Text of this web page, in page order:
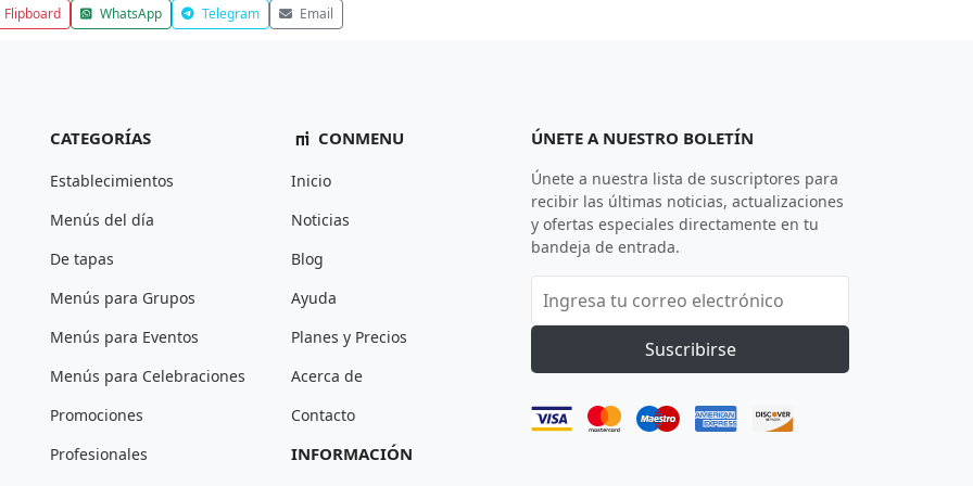
Flipboard WhatsApp Telegram Email
CATEGORÍAS
Establecimientos
Menús del día
De tapas
Menús para Grupos
Menús para Eventos
Menús para Celebraciones
Promociones
Profesionales
CONMENU
Inicio
Noticias
Blog
Ayuda
Planes y Precios
Acerca de
Contacto
INFORMACIÓN
ÚNETE A NUESTRO BOLETÍN
Únete a nuestra lista de suscriptores para
recibir las últimas noticias, actualizaciones
y ofertas especiales directamente en tu
bandeja de entrada.
Suscribirse